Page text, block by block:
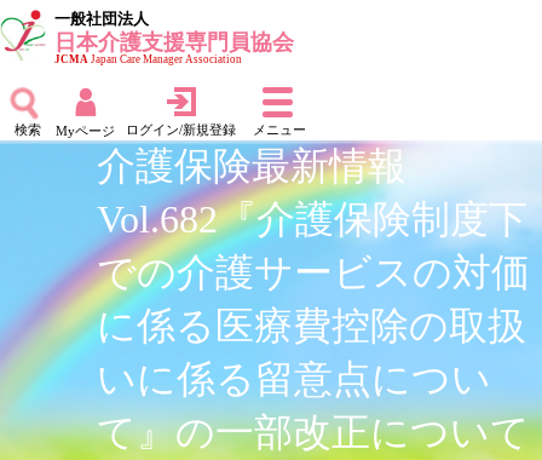
一般社団法人
日本介護支援専門員協会
JCMAJapan Care Manager Association
検索 Myページ ログイン/新規登録 メニュー
介護保険最新情報
Vol.682『介護保険制度下
での介護サービスの対価
に係る医療費控除の取扱
いに係る留意点につい
て』の一部改正について